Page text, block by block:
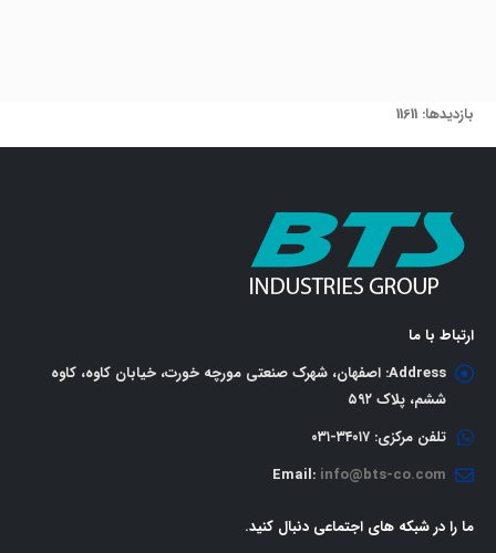
بازدیدها: 11611
ارتباط با ما
Address: اصفهان، شهرک صنعتی مورچه خورت، خیابان کاوه، کاوه
ششم، پلاک ٥٩٢
تلفن مرکزی: ٣٤٠١٧-٠٣١
Email: info@bts-co.com
ما را در شبکه های اجتماعی دنبال کنید.